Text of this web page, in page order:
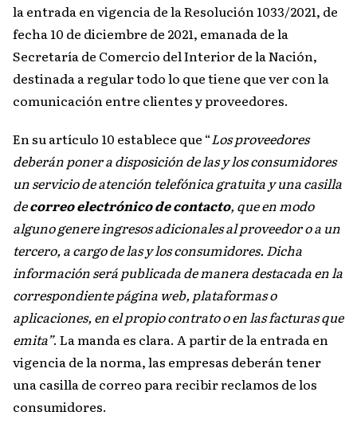
la entrada en vigencia de la Resolución 1033/2021, de
fecha 10 de diciembre de 2021, emanada de la
Secretaría de Comercio del Interior de la Nación,
destinada a regular todo lo que tiene que ver con la
comunicación entre clientes y proveedores.
En su artículo 10 establece que “Los proveedores
deberán poner a disposición de las y los consumidores
un servicio de atención telefónica gratuita y una casilla
decorreo electrónico de contacto, que en modo
alguno genere ingresos adicionales al proveedor o a un
tercero, a cargo de las y los consumidores. Dicha
información será publicada de manera destacada en la
correspondiente página web, plataformas o
aplicaciones, en el propio contrato o en las facturas que
emita”. La manda es clara. A partir de la entrada en
vigencia de la norma, las empresas deberán tener
una casilla de correo para recibir reclamos de los
consumidores.